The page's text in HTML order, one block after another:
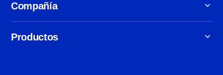
Compañía
Productos